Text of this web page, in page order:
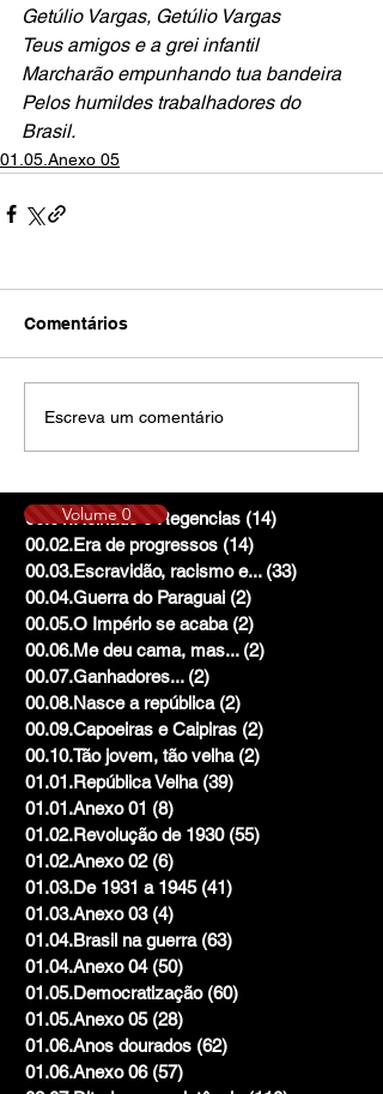
Getúlio Vargas, Getúlio Vargas
Teus amigos e a grei infantil
Marcharão empunhando tua bandeira
Pelos humildes trabalhadores do
Brasil.
01.05.Anexo 05
Comentários
Escreva um comentário
00.01.Reinado e Regencias (14)
00.02.Era de progressos (14)
00.03.Escravidão, racismo e... (33)
00.04.Guerra do Paraguai (2)
00.05.O Império se acaba (2)
00.06.Me deu cama, mas... (2)
00.07.Ganhadores... (2)
00.08.Nasce a república (2)
00.09.Capoeiras e Caipiras (2)
00.10.Tão jovem, tão velha (2)
01.01.República Velha (39)
01.01.Anexo 01 (8)
01.02.Revolução de 1930 (55)
01.02.Anexo 02 (6)
01.03.De 1931 a 1945 (41)
01.03.Anexo 03 (4)
01.04.Brasil na guerra (63)
01.04.Anexo 04 (50)
01.05.Democratização (60)
01.05.Anexo 05 (28)
01.06.Anos dourados (62)
01.06.Anexo 06 (57)
Volume 0